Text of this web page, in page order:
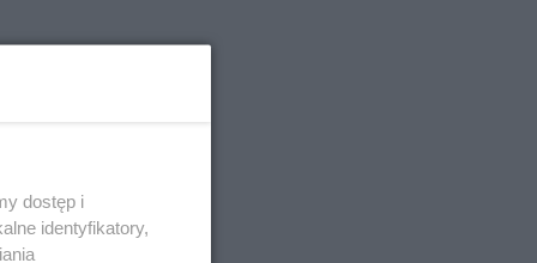
dostęp i
identyfikatory,